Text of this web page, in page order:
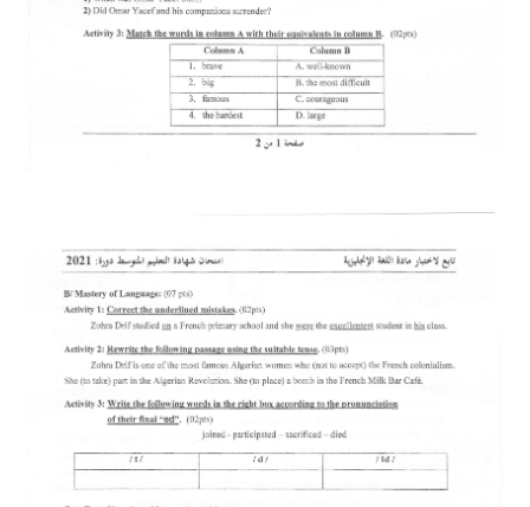
بحوث الرياضيات
بحوث التاريخ و الجغرافيا
بحوث الفيزياء و الكيمياء
بحوث اللغة الانجليزية
بحوث في مجالات اخرى